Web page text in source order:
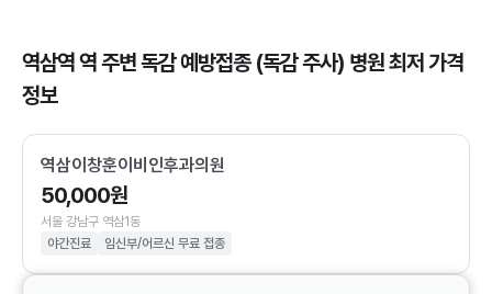
역삼역 역 주변 독감 예방접종 (독감 주사) 병원 최저 가격
정보
역삼이창훈이비인후과의원
50,000원
서울 강남구 역삼1동
야간진료
임신부/어르신 무료 접종